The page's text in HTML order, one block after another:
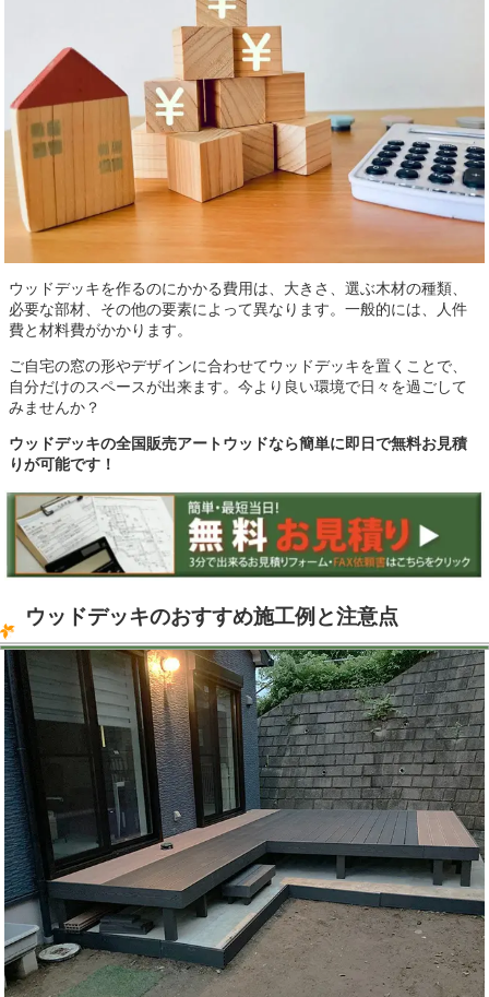
ウッドデッキを作るのにかかる費用は、大きさ、選ぶ木材の種類、
必要な部材、その他の要素によって異なります。一般的には、人件
費と材料費がかかります。
ご自宅の窓の形やデザインに合わせてウッドデッキを置くことで、
自分だけのスペースが出来ます。今より良い環境で日々を過ごして
みませんか？
ウッドデッキの全国販売アートウッドなら簡単に即日で無料お見積
りが可能です！
ウッドデッキのおすすめ施工例と注意点